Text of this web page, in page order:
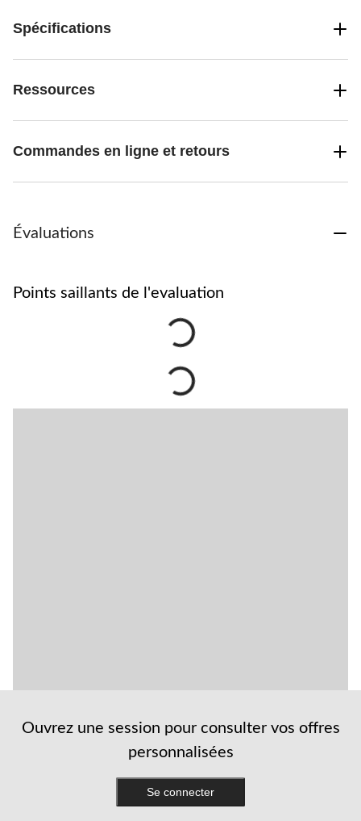
Spécifications
Ressources
Commandes en ligne et retours
Évaluations
Points saillants de l'evaluation
Ouvrez une session pour consulter vos offres
personnalisées
Se connecter